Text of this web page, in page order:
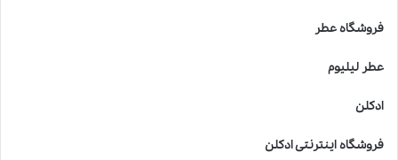
فروشگاه عطر
عطر لیلیوم
ادکلن
فروشگاه اینترنتی ادکلن